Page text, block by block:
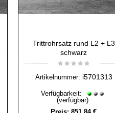
Trittrohrsatz rund L2 + L3
schwarz
Artikelnummer: i5701313
Verfügbarkeit:
(verfügbar)